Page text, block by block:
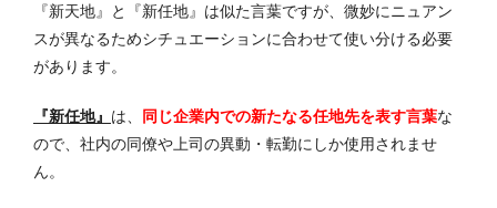
『新天地』と『新任地』は似た言葉ですが、微妙にニュアン
スが異なるためシチュエーションに合わせて使い分ける必要
があります。
『新任地』 は、 同じ企業内での新たなる任地先を表す言葉な
ので、社内の同僚や上司の異動・転勤にしか使用されませ
ん。